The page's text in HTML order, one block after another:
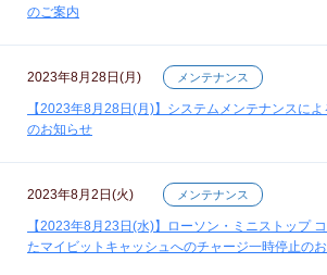
のご案内
2023年8月28日(月) メンテナンス
【2023年8月28日(月)】システムメンテナンスに
のお知らせ
2023年8月2日(火) メンテナンス
【2023年8月23日(水)】ローソン・ミニストップ
たマイビットキャッシュへのチャージ一時停止の